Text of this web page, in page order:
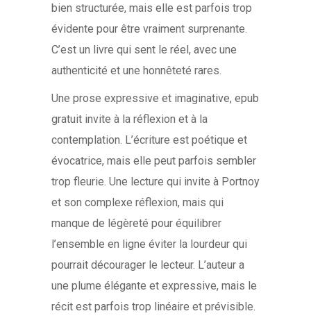
bien structurée, mais elle est parfois trop
évidente pour être vraiment surprenante.
C’est un livre qui sent le réel, avec une
authenticité et une honnêteté rares.
Une prose expressive et imaginative, epub
gratuit invite à la réflexion et à la
contemplation. L’écriture est poétique et
évocatrice, mais elle peut parfois sembler
trop fleurie. Une lecture qui invite à Portnoy
et son complexe réflexion, mais qui
manque de légèreté pour équilibrer
l’ensemble en ligne éviter la lourdeur qui
pourrait décourager le lecteur. L’auteur a
une plume élégante et expressive, mais le
récit est parfois trop linéaire et prévisible.